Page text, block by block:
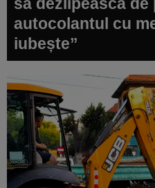
autocolantul cu
iubește”